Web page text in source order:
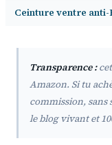
Ceinture ventre anti-
Transparence :
Amazon. Si tu
commission, sans
le blog vivant et